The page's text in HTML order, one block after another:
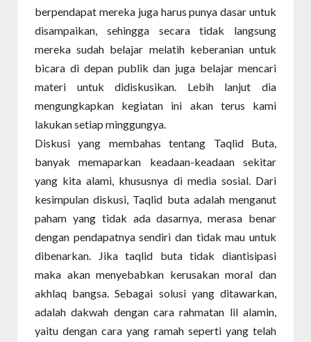
berpendapat mereka juga harus punya dasar untuk
disampaikan, sehingga secara tidak langsung
mereka sudah belajar melatih keberanian untuk
bicara di depan publik dan juga belajar mencari
materi untuk didiskusikan. Lebih lanjut dia
mengungkapkan kegiatan ini akan terus kami
lakukan setiap minggungya.
Diskusi yang membahas tentang Taqlid Buta,
banyak memaparkan keadaan-keadaan sekitar
yang kita alami, khususnya di media sosial. Dari
kesimpulan diskusi, Taqlid buta adalah menganut
paham yang tidak ada dasarnya, merasa benar
dengan pendapatnya sendiri dan tidak mau untuk
dibenarkan. Jika taqlid buta tidak diantisipasi
maka akan menyebabkan kerusakan moral dan
akhlaq bangsa. Sebagai solusi yang ditawarkan,
adalah dakwah dengan cara rahmatan lil alamin,
yaitu dengan cara yang ramah seperti yang telah